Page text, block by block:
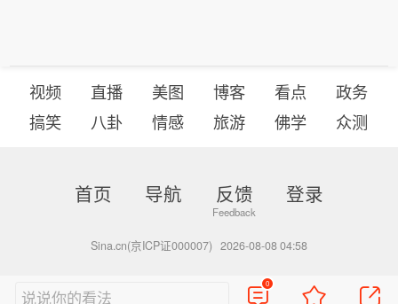
视频 直播 美图 博客 看点
政务
搞笑
八卦 情感 旅游 佛学 众测
首页 导航 反馈 登录
Sina.cn(京ICP证000007) 2026-08-08 04:58
说说你的看法
0